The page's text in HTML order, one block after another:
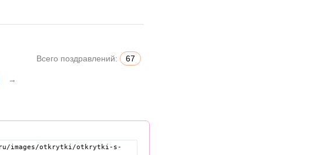
Всего поздравлений: 67
→